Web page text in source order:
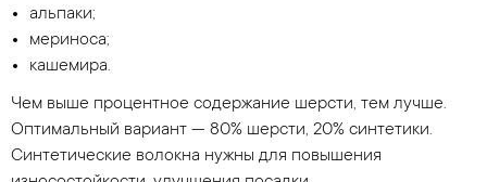
альпаки;
мериноса;
кашемира.
Чем выше процентное содержание шерсти, тем лучше.
Оптимальный вариант — 80% шерсти, 20% синтетики.
Синтетические волокна нужны для повышения